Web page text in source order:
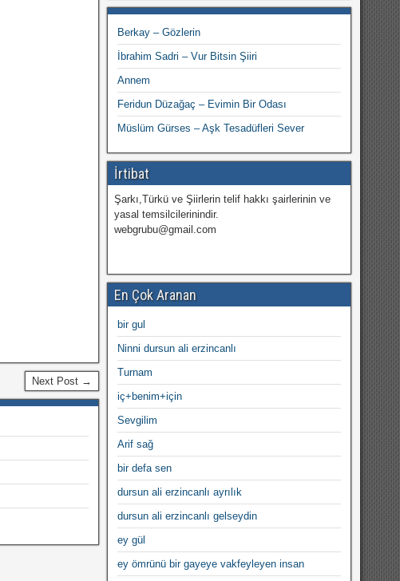
Next Post →
Berkay – Gözlerin
İbrahim Sadri – Vur Bitsin Şiiri
Annem
Feridun Düzağaç – Evimin Bir Odası
Müslüm Gürses – Aşk Tesadüfleri Sever
İrtibat
Şarkı,Türkü ve Şiirlerin telif hakkı şairlerinin ve
yasal temsilcilerinindir.
webgrubu@gmail.com
En Çok Aranan
bir gul
Ninni dursun ali erzincanlı
Turnam
iç+benim+için
Sevgilim
Arif sağ
bir defa sen
dursun ali erzincanlı ayrılık
dursun ali erzincanlı gelseydin
ey gül
ey ömrünü bir gayeye vakfeyleyen insan